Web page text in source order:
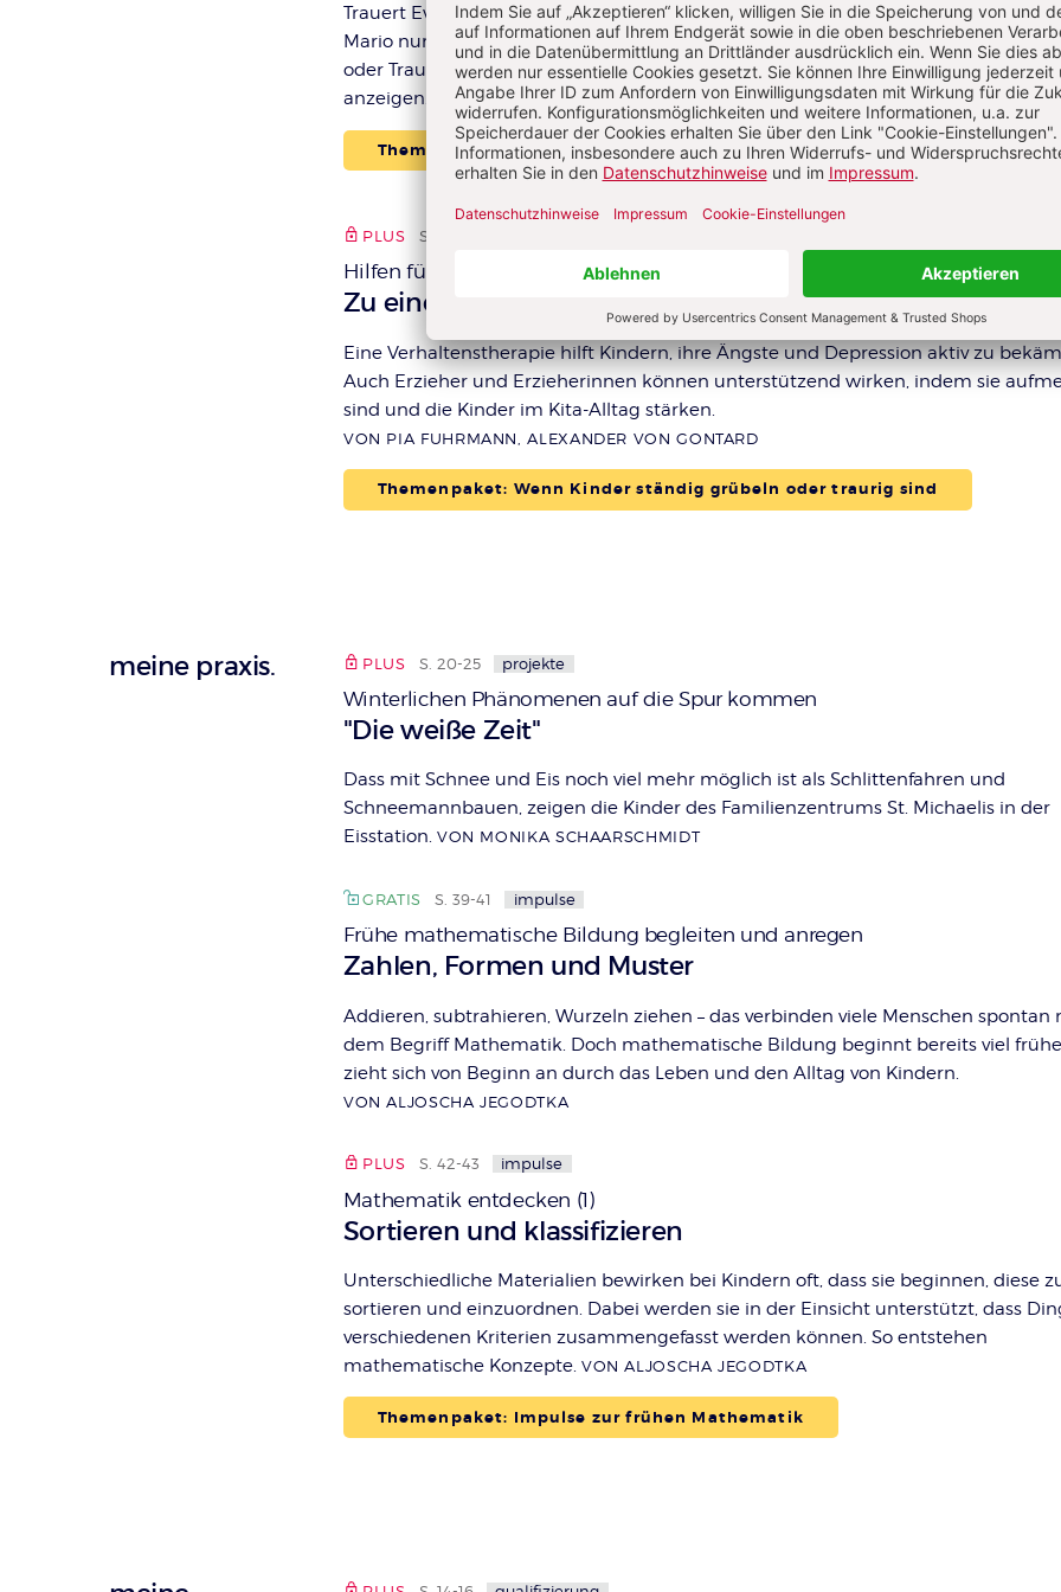
Trauert Eva noch um ihre Großmutter oder zeigt sie bereits depressives
Mario nur schüchtern oder hat er eine soziale Phobie? Der Beitrag klärt, wie viel
oder Trauer unbedenklich sind und welche Symptome dringenden
anzeigen.
VON PIA FUHRMANN, ALEXANDER VON GONTARD
Themenpaket: Wenn Kinder ständig grübeln oder traurig sind
PLUS S. 32-35
Hilfen für Kinder mit Depression oder Angststörungen
:
Zu einer fröhlichen Kindheit zurückfinden
Eine Verhaltenstherapie hilft Kindern, ihre Ängste und Depression aktiv zu
Auch Erzieher und Erzieherinnen können unterstützend wirken, indem sie
sind und die Kinder im Kita-Alltag stärken.
VON PIA FUHRMANN, ALEXANDER VON GONTARD
Themenpaket: Wenn Kinder ständig grübeln oder traurig sind
meine praxis. PLUS S. 20-25 projekte
Winterlichen Phänomenen auf die Spur kommen
:
"Die weiße Zeit"
Dass mit Schnee und Eis noch viel mehr möglich ist als Schlittenfahren und
Schneemannbauen, zeigen die Kinder des Familienzentrums St. Michaelis in der
Eisstation. VON MONIKA SCHAARSCHMIDT
GRATIS S. 39-41 impulse
Frühe mathematische Bildung begleiten und anregen
:
Zahlen, Formen und Muster
Addieren, subtrahieren, Wurzeln ziehen – das verbinden viele Menschen spontan
dem Begriff Mathematik. Doch mathematische Bildung beginnt bereits viel
zieht sich von Beginn an durch das Leben und den Alltag von Kindern.
VON ALJOSCHA JEGODTKA
PLUS S. 42-43 impulse
Mathematik entdecken (1)
:
Sortieren und klassifizieren
Unterschiedliche Materialien bewirken bei Kindern oft, dass sie beginnen, diese
sortieren und einzuordnen. Dabei werden sie in der Einsicht unterstützt, dass
verschiedenen Kriterien zusammengefasst werden können. So entstehen
mathematische Konzepte. VON ALJOSCHA JEGODTKA
Themenpaket: Impulse zur frühen Mathematik